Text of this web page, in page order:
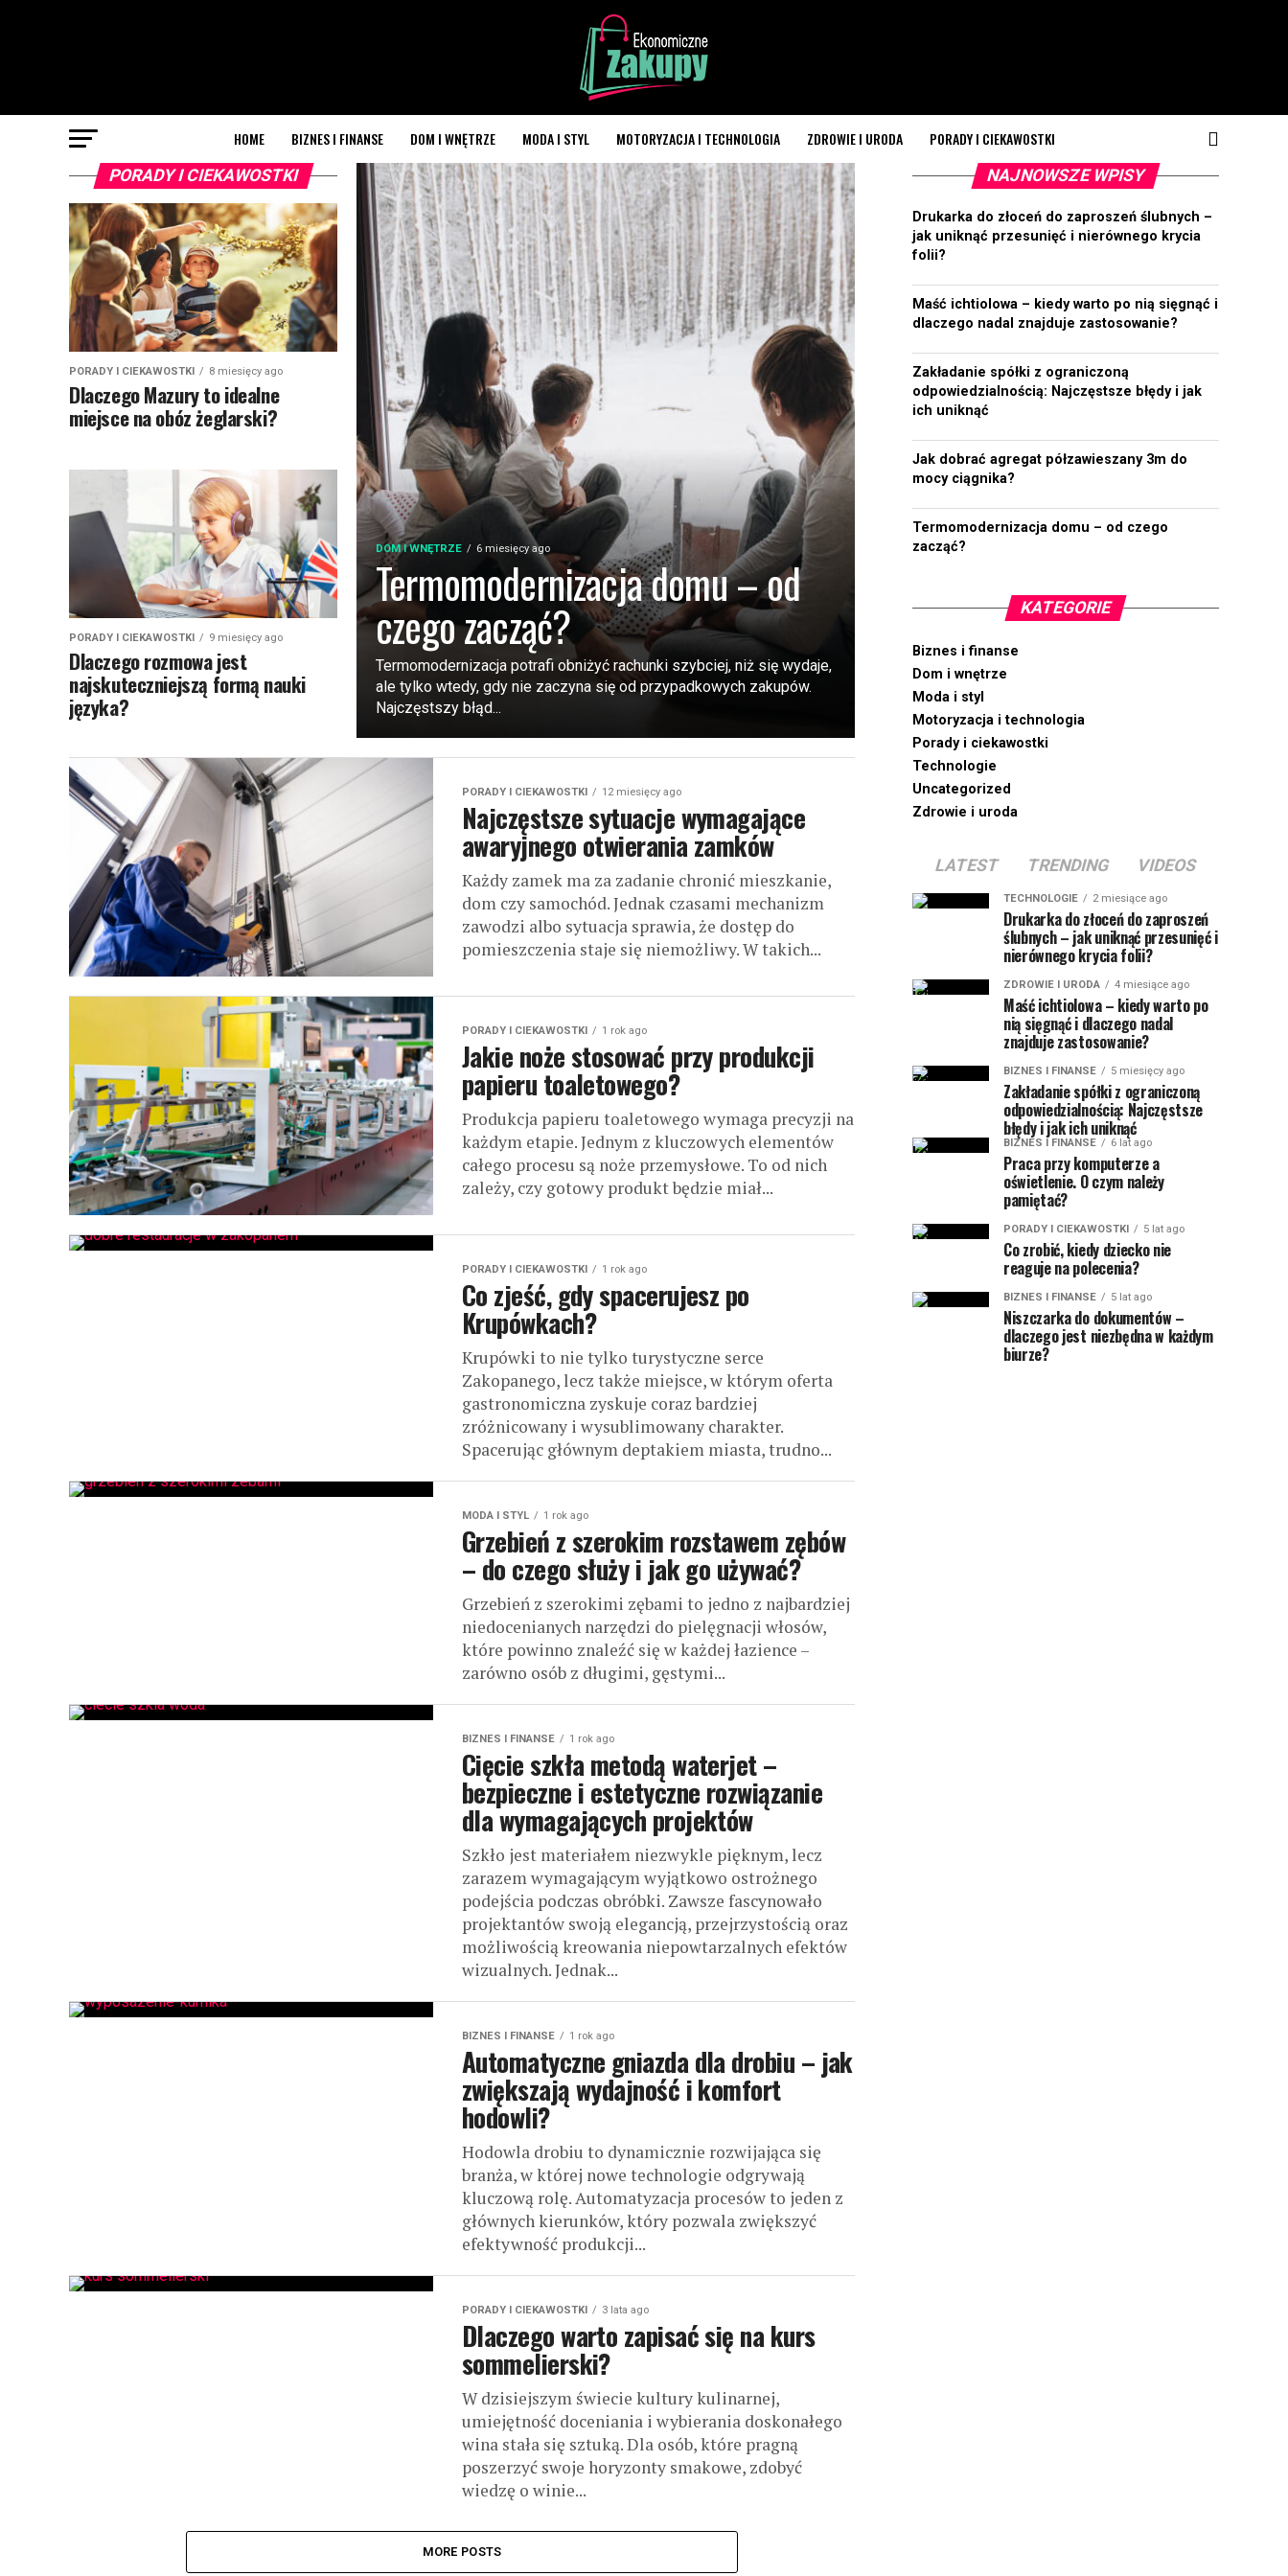
HOME BIZNES I FINANSE DOM I WNĘTRZE MODA I STYL MOTORYZACJA I TECHNOLOGIA ZDROWIE I URODA PORADY I CIEKAWOSTKI
DOM I WNĘTRZE 6 miesięcy ago
Termomodernizacja domu – od
czego zacząć?
Termomodernizacja potrafi obniżyć rachunki szybciej, niż się wydaje,
ale tylko wtedy, gdy nie zaczyna się od przypadkowych zakupów.
Najczęstszy błąd...
PORADY I CIEKAWOSTKI
PORADY I CIEKAWOSTKI 8 miesięcy ago
Dlaczego Mazury to idealne
miejsce na obóz żeglarski?
PORADY I CIEKAWOSTKI 9 miesięcy ago
Dlaczego rozmowa jest
najskuteczniejszą formą nauki
języka?
PORADY I CIEKAWOSTKI 12 miesięcy ago
Najczęstsze sytuacje wymagające
awaryjnego otwierania zamków
Każdy zamek ma za zadanie chronić mieszkanie,
dom czy samochód. Jednak czasami mechanizm
zawodzi albo sytuacja sprawia, że dostęp do
pomieszczenia staje się niemożliwy. W takich...
PORADY I CIEKAWOSTKI 1 rok ago
Jakie noże stosować przy produkcji
papieru toaletowego?
Produkcja papieru toaletowego wymaga precyzji na
każdym etapie. Jednym z kluczowych elementów
całego procesu są noże przemysłowe. To od nich
zależy, czy gotowy produkt będzie miał...
PORADY I CIEKAWOSTKI 1 rok ago
Co zjeść, gdy spacerujesz po
Krupówkach?
Krupówki to nie tylko turystyczne serce
Zakopanego, lecz także miejsce, w którym oferta
gastronomiczna zyskuje coraz bardziej
zróżnicowany i wysublimowany charakter.
Spacerując głównym deptakiem miasta, trudno...
MODA I STYL 1 rok ago
Grzebień z szerokim rozstawem zębów
– do czego służy i jak go używać?
Grzebień z szerokimi zębami to jedno z najbardziej
niedocenianych narzędzi do pielęgnacji włosów,
które powinno znaleźć się w każdej łazience –
zarówno osób z długimi, gęstymi...
BIZNES I FINANSE 1 rok ago
Cięcie szkła metodą waterjet –
bezpieczne i estetyczne rozwiązanie
dla wymagających projektów
Szkło jest materiałem niezwykle pięknym, lecz
zarazem wymagającym wyjątkowo ostrożnego
podejścia podczas obróbki. Zawsze fascynowało
projektantów swoją elegancją, przejrzystością oraz
możliwością kreowania niepowtarzalnych efektów
wizualnych. Jednak...
BIZNES I FINANSE 1 rok ago
Automatyczne gniazda dla drobiu – jak
zwiększają wydajność i komfort
hodowli?
Hodowla drobiu to dynamicznie rozwijająca się
branża, w której nowe technologie odgrywają
kluczową rolę. Automatyzacja procesów to jeden z
głównych kierunków, który pozwala zwiększyć
efektywność produkcji...
PORADY I CIEKAWOSTKI 3 lata ago
Dlaczego warto zapisać się na kurs
sommelierski?
W dzisiejszym świecie kultury kulinarnej,
umiejętność doceniania i wybierania doskonałego
wina stała się sztuką. Dla osób, które pragną
poszerzyć swoje horyzonty smakowe, zdobyć
wiedzę o winie...
MORE POSTS
NAJNOWSZE WPISY
Drukarka do złoceń do zaproszeń ślubnych –
jak uniknąć przesunięć i nierównego krycia
folii?
Maść ichtiolowa – kiedy warto po nią sięgnąć i
dlaczego nadal znajduje zastosowanie?
Zakładanie spółki z ograniczoną
odpowiedzialnością: Najczęstsze błędy i jak
ich uniknąć
Jak dobrać agregat półzawieszany 3m do
mocy ciągnika?
Termomodernizacja domu – od czego
zacząć?
KATEGORIE
Biznes i finanse
Dom i wnętrze
Moda i styl
Motoryzacja i technologia
Porady i ciekawostki
Technologie
Uncategorized
Zdrowie i uroda
LATEST TRENDING VIDEOS
TECHNOLOGIE 2 miesiące ago
Drukarka do złoceń do zaproszeń
ślubnych – jak uniknąć przesunięć i
nierównego krycia folii?
ZDROWIE I URODA 4 miesiące ago
Maść ichtiolowa – kiedy warto po
nią sięgnąć i dlaczego nadal
znajduje zastosowanie?
BIZNES I FINANSE 5 miesięcy ago
Zakładanie spółki z ograniczoną
odpowiedzialnością: Najczęstsze
błędy i jak ich uniknąć
BIZNES I FINANSE 6 lat ago
Praca przy komputerze a
oświetlenie. O czym należy
pamiętać?
PORADY I CIEKAWOSTKI 5 lat ago
Co zrobić, kiedy dziecko nie
reaguje na polecenia?
BIZNES I FINANSE 5 lat ago
Niszczarka do dokumentów –
dlaczego jest niezbędna w każdym
biurze?